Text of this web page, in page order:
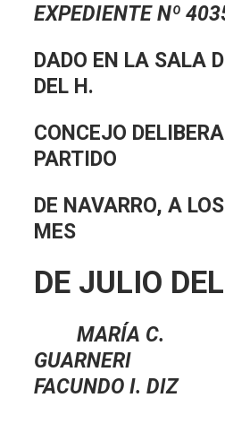
EXPEDIENTE Nº
DADO EN LA SALA
DEL H.
CONCEJO
PARTIDO
DE NAVARRO, A
MES
DE JULIO
MARÍA C.
FACUNDO I. DIZ